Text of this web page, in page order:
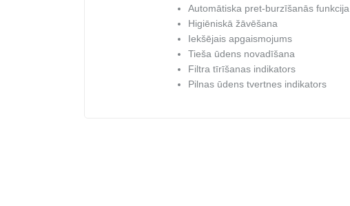
Automātiska pret-burzīšanās funkcija
Higiēniskā žāvēšana
Iekšējais apgaismojums
Tieša ūdens novadīšana
Filtra tīrīšanas indikators
Pilnas ūdens tvertnes indikators